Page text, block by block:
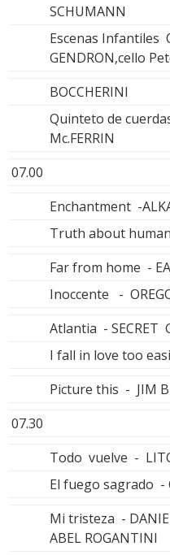
SCHUMANN
Escenas Infantiles
GENDRON,cello
BOCCHERINI
Quinteto de
Mc.FERRIN
07.00
Enchantment -
Truth about
Far from home -
Inoccente -
Atlantia - SECRET
I fall in love too
Picture this - JIM
07.30
Todo vuelve -
El fuego sagrado -
Mi tristeza -
ABEL ROGANTINI